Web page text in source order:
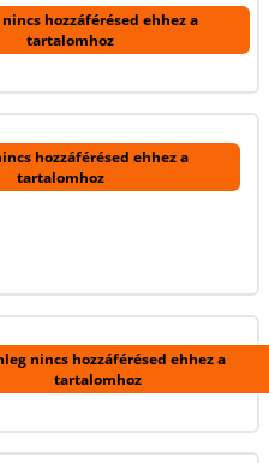
nincs hozzáférésed ehhez a
tartalomhoz
hozzáférésed ehhez a
tartalomhoz
nincs hozzáférésed ehhez a
tartalomhoz